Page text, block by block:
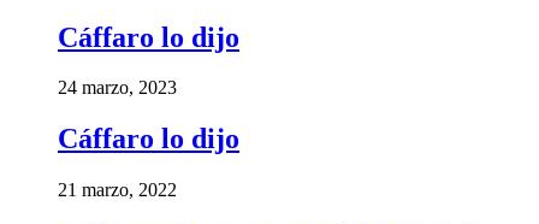
Cáffaro lo dijo
24 marzo, 2023
Cáffaro lo dijo
21 marzo, 2022